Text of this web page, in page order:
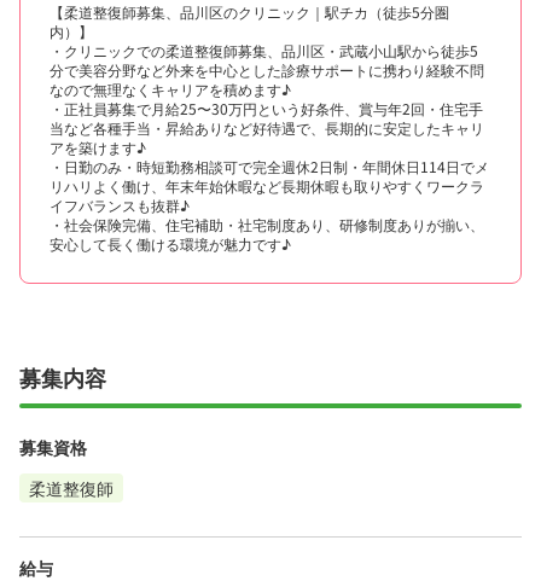
【柔道整復師募集、品川区のクリニック｜駅チカ（徒歩5分圏
内）】
・クリニックでの柔道整復師募集、品川区・武蔵小山駅から徒歩5
分で美容分野など外来を中心とした診療サポートに携わり経験不問
なので無理なくキャリアを積めます♪
・正社員募集で月給25〜30万円という好条件、賞与年2回・住宅手
当など各種手当・昇給ありなど好待遇で、長期的に安定したキャリ
アを築けます♪
・日勤のみ・時短勤務相談可で完全週休2日制・年間休日114日でメ
リハリよく働け、年末年始休暇など長期休暇も取りやすくワークラ
イフバランスも抜群♪
・社会保険完備、住宅補助・社宅制度あり、研修制度ありが揃い、
安心して長く働ける環境が魅力です♪
募集内容
募集資格
柔道整復師
給与